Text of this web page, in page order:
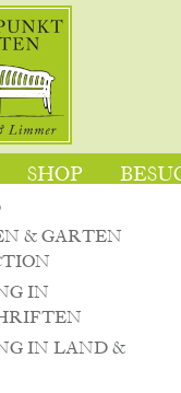
SHOP
& GARTEN
IN
IN LAND &